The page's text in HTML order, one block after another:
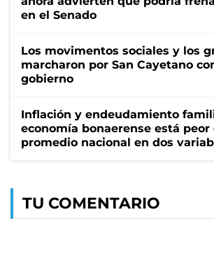
en el Senado
Los movimentos sociales y los
marcharon por San Cayetano
gobierno
Inflación y endeudamiento
economía bonaerense está peor
promedio nacional en dos
TU COMENTARIO